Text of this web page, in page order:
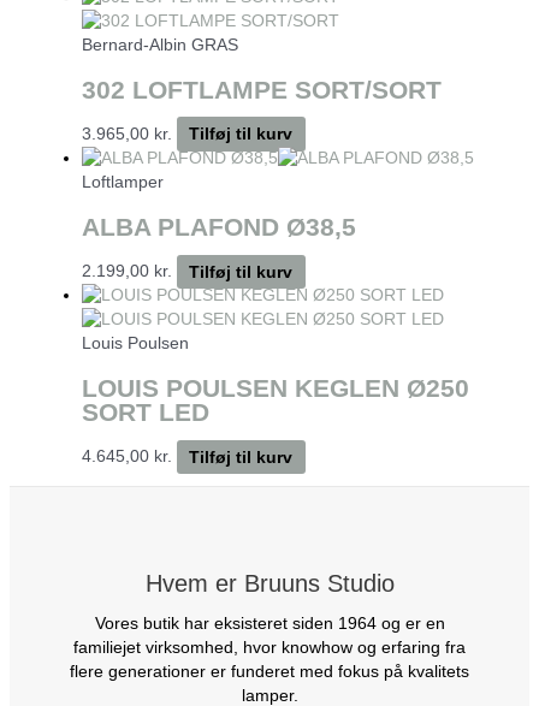
Bernard-Albin GRAS
302 LOFTLAMPE SORT/SORT
3.965,00 kr. Tilføj til kurv
Loftlamper
ALBA PLAFOND Ø38,5
2.199,00 kr. Tilføj til kurv
Louis Poulsen
LOUIS POULSEN KEGLEN Ø250
SORT LED
4.645,00 kr. Tilføj til kurv
Hvem er Bruuns Studio
Vores butik har eksisteret siden 1964 og er en
familiejet virksomhed, hvor knowhow og erfaring fra
flere generationer er funderet med fokus på kvalitets
lamper.